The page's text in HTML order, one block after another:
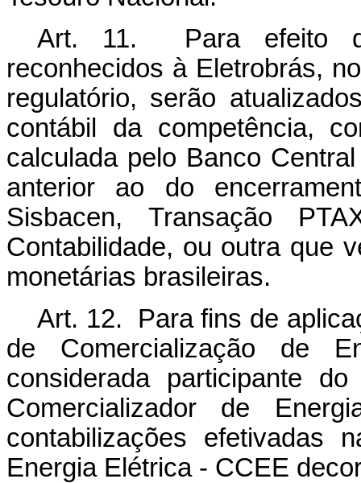
Art. 11. Para efeito
reconhecidos à Eletrobrás,
regulatório, serão
contábil da competência,
calculada pelo Banco
anterior ao do
Sisbacen,
Transação
Contabilidade, ou outra que
monetárias brasileiras.
Art. 12.
Para fins de
de Comercialização
de
considerada
participante
do
Comercializador de
contabilizações efetivadas
Energia Elétrica - CCEE